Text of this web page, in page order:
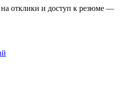
отклики и доступ к резюме —